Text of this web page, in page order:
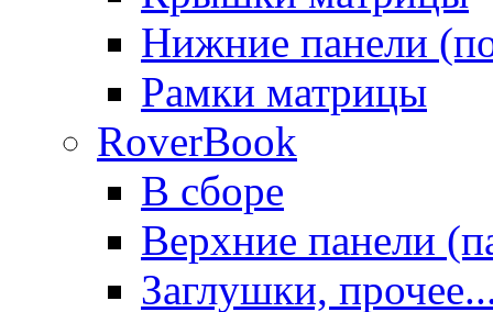
Нижние панели
Рамки матрицы
RoverBook
В сборе
Верхние панели
Заглушки,